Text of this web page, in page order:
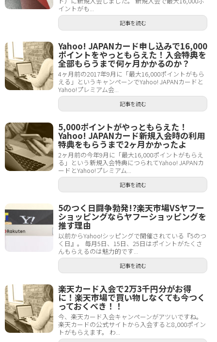
イントがも...
記事を読む
Yahoo! JAPANカード申し込みで16,000
ポイントをやっともらえた！入会特典を
全部もらうまで何ヶ月かかるのか？
4ヶ月前の2017年9月に「最大16,000ポイントがもら
える」というキャンペーンでYahoo! JAPANカードと
Yahoo!プレミアム会...
記事を読む
5,000ポイントがやっともらえた！
Yahoo! JAPANカード新規入会時の利用
特典をもらうまで2ヶ月かかったよ
2ヶ月前の今年9月に「最大16,000ポイントがもらえ
る」という新規入会特典につられてYahoo! JAPANカ
ードとYahoo!プレミアム...
記事を読む
5のつく日闘争勃発!?楽天市場VSヤフー
ショッピングならヤフーショッピングを
推す理由
以前からYahoo!シッピングで開催されている『5のつ
く日』。 毎月5日、15日、25日はポイントがたくさ
んもらえるのは魅力的です...
記事を読む
楽天カード入会で2万3千円分がお得
に！楽天市場で買い物しなくても今つく
っておくべき！！
今、楽天カード入会キャンペーンがアツいですね。
楽天カードの公式サイトから入会すると8,000ポイン
トがもらえます。 わ...